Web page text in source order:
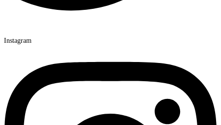
Instagram